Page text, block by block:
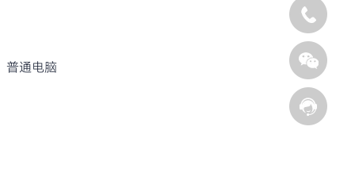
普通电脑